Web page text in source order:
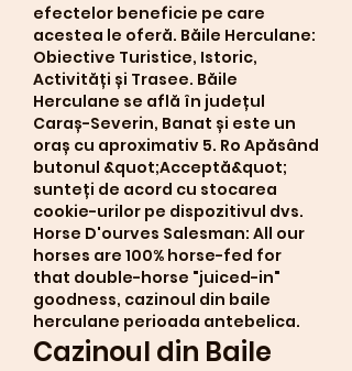
efectelor beneficie pe care
acestea le oferă. Băile Herculane:
Obiective Turistice, Istoric,
Activități și Trasee. Băile
Herculane se află în județul
Caraș-Severin, Banat și este un
oraș cu aproximativ 5. Ro Apăsând
butonul &quot;Acceptă&quot;
sunteți de acord cu stocarea
cookie-urilor pe dispozitivul dvs.
Horse D'ourves Salesman: All our
horses are 100% horse-fed for
that double-horse "juiced-in"
goodness, cazinoul din baile
herculane perioada antebelica.
Cazinoul din Baile